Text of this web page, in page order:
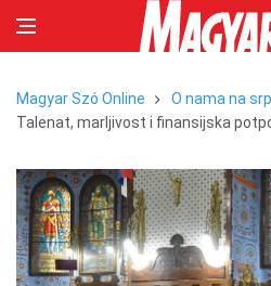
Magyar Szó Online
O nama na
Talenat, marljivost i finansijska